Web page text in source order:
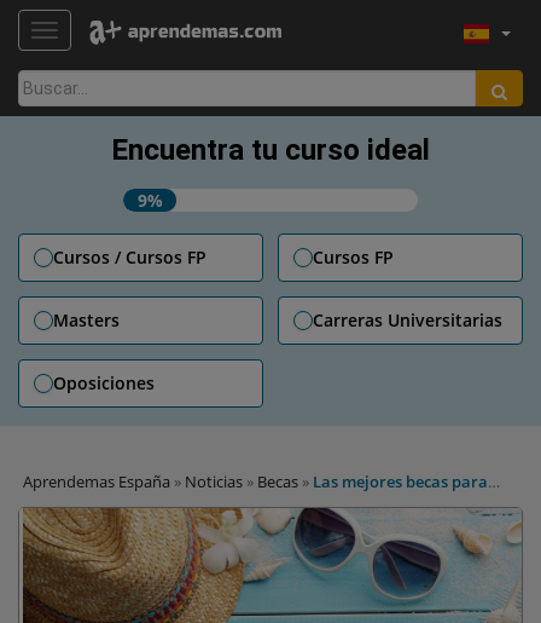
TOGGLE NAVIGATION
Buscar:
Encuentra tu curso ideal
9%
Cursos / Cursos FP Cursos FP
Masters Carreras Universitarias
Oposiciones
Aprendemas España » Noticias » Becas » Las mejores becas para
inscribirse este verano 2017